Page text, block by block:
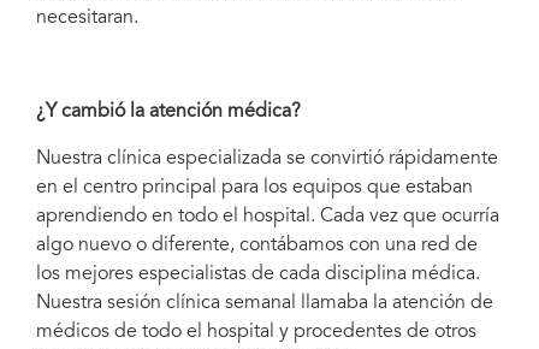
necesitaran.
¿Y cambió la atención médica?
Nuestra clínica especializada se convirtió rápidamente
en el centro principal para los equipos que estaban
aprendiendo en todo el hospital. Cada vez que ocurría
algo nuevo o diferente, contábamos con una red de
los mejores especialistas de cada disciplina médica.
Nuestra sesión clínica semanal llamaba la atención de
médicos de todo el hospital y procedentes de otros